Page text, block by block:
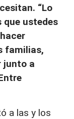
“Lo
que ustedes
familias,
junto a
a las y los